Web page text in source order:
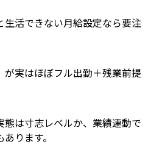
生活できない月給設定なら要注
が実はほぼフル出勤＋残業前提
態は寸志レベルか、業績連動で
ります。